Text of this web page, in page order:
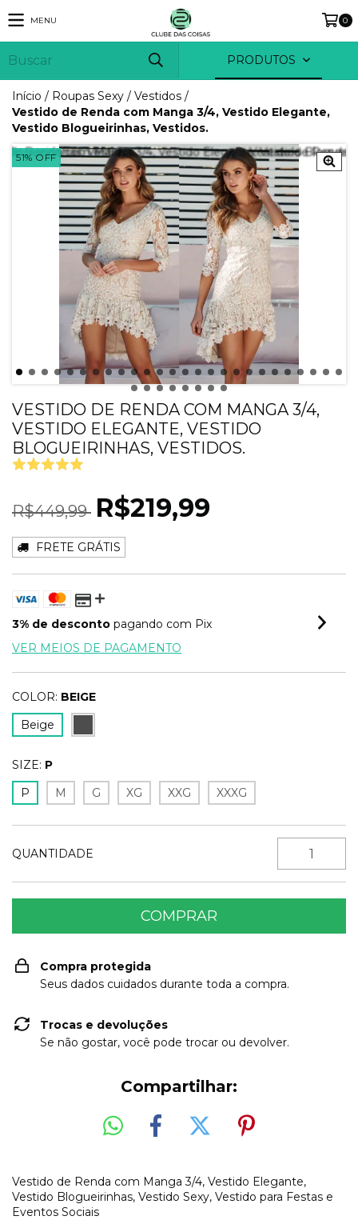
MENU 0
PRODUTOS
Início / Roupas Sexy / Vestidos /
Vestido de Renda com Manga 3/4, Vestido Elegante,
Vestido Blogueirinhas, Vestidos.
51% OFF
VESTIDO DE RENDA COM MANGA 3/4,
VESTIDO ELEGANTE, VESTIDO
BLOGUEIRINHAS, VESTIDOS.
R$449,99 R$219,99
FRETE GRÁTIS
3% de desconto pagando com Pix
VER MEIOS DE PAGAMENTO
COLOR: BEIGE
Beige
SIZE: P
P
M G XG XXG XXXG
QUANTIDADE
Compra protegida
Seus dados cuidados durante toda a compra.
Trocas e devoluções
Se não gostar, você pode trocar ou devolver.
Compartilhar:
Vestido de Renda com Manga 3/4, Vestido Elegante,
Vestido Blogueirinhas, Vestido Sexy, Vestido para Festas e
Eventos Sociais